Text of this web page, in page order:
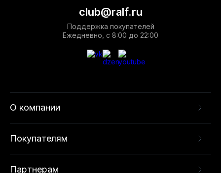
О компании
Покупателям
Партнерам
club@ralf.ru
Поддержка покупателей
Ежедневно, с 8:00 до 22:00